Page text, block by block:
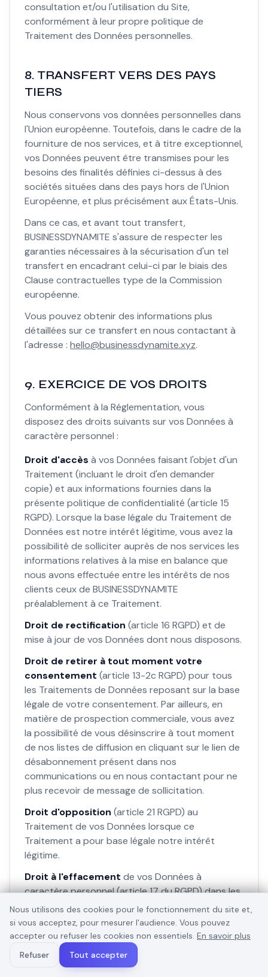
consultation et/ou l'utilisation du Site,
conformément à leur propre politique de
Traitement des Données personnelles.
8. TRANSFERT VERS DES PAYS
TIERS
Nous conservons vos données personnelles dans
l'Union européenne. Toutefois, dans le cadre de la
fourniture de nos services, et à titre exceptionnel,
vos Données peuvent être transmises pour les
besoins des finalités définies ci-dessus à des
sociétés situées dans des pays hors de l'Union
Européenne, et plus précisément aux États-Unis.
Dans ce cas, et avant tout transfert,
BUSINESSDYNAMITE s'assure de respecter les
garanties nécessaires à la sécurisation d'un tel
transfert en encadrant celui-ci par le biais des
Clause contractuelles type de la Commission
européenne.
Vous pouvez obtenir des informations plus
détaillées sur ce transfert en nous contactant à
l'adresse : hello@businessdynamite.xyz.
9. EXERCICE DE VOS DROITS
Conformément à la Réglementation, vous
disposez des droits suivants sur vos Données à
caractère personnel :
Droit d'accès à vos Données faisant l'objet d'un
Traitement (incluant le droit d'en demander
copie) et aux informations fournies dans la
présente politique de confidentialité (article 15
RGPD). Lorsque la base légale du Traitement de
Données est notre intérêt légitime, vous avez la
possibilité de solliciter auprès de nos services les
informations relatives à la mise en balance que
nous avons effectuée entre les intérêts de nos
clients ceux de BUSINESSDYNAMITE
préalablement à ce Traitement.
Droit de rectification (article 16 RGPD) et de
mise à jour de vos Données dont nous disposons.
Droit de retirer à tout moment votre
consentement (article 13-2c RGPD) pour tous
les Traitements de Données reposant sur la base
légale de votre consentement. Par ailleurs, en
matière de prospection commerciale, vous avez
la possibilité de vous désinscrire à tout moment
de nos listes de diffusion en cliquant sur le lien de
désabonnement présent dans nos
communications ou en nous contactant pour ne
plus recevoir de message de sollicitation.
Droit d'opposition (article 21 RGPD) au
Traitement de vos Données lorsque ce
Traitement a pour base légale notre intérêt
légitime.
Droit à l'effacement de vos Données à
caractère personnel (article 17 du RGPD) dans les
cas suivants : Lorsque les Données ne nous sont
plus nécessaires. Lorsque vous avez retiré votre
consentement à leur Traitement (si le Traitement
reposait sur la base légale du consentement).
Lorsque vous vous opposez au Traitement qui a
Nous utilisons des cookies pour le fonctionnement du site et,
si vous acceptez, pour mesurer l'audience. Vous pouvez
accepter ou refuser les cookies non essentiels. En savoir plus
Refuser
Tout accepter